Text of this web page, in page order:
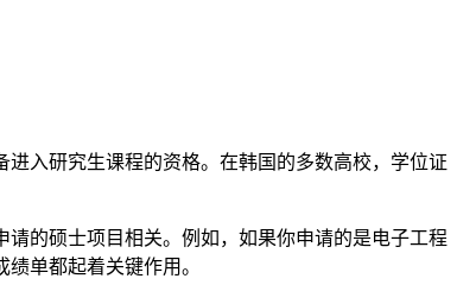
入研究生课程的资格。在韩国的多数高校，学位证
的硕士项目相关。例如，如果你申请的是电子工程
单都起着关键作用。